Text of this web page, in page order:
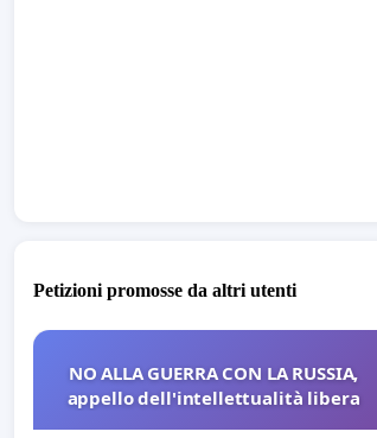
Petizioni promosse da altri utenti
NO ALLA GUERRA CON LA RUSSIA,
appello dell'intellettualità libera